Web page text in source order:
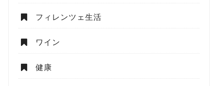
フィレンツェ生活
ワイン
健康